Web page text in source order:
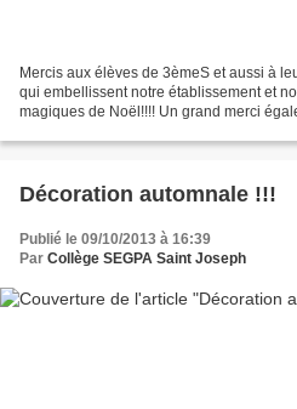
Mercis aux élèves de 3èmeS et aussi à
qui embellissent notre établissement et
magiques de Noël!!!! Un grand merci
Décoration automnale !!!
Publié le 09/10/2013 à 16:39
Par Collège SEGPA Saint Joseph